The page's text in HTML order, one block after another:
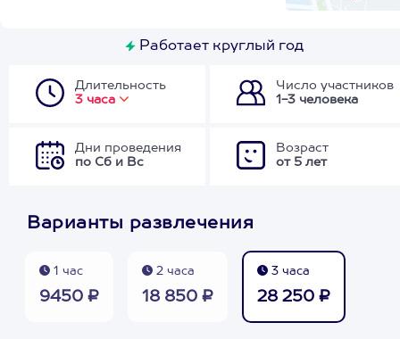
Работает круглый год
Длительность
3 часа
Число участников
1-3 человека
Дни проведения
по Сб и Вс
Возраст
от 5 лет
Варианты развлечения
1 час
9450 ₽
2 часа
18 850 ₽
3 часа
28 250 ₽